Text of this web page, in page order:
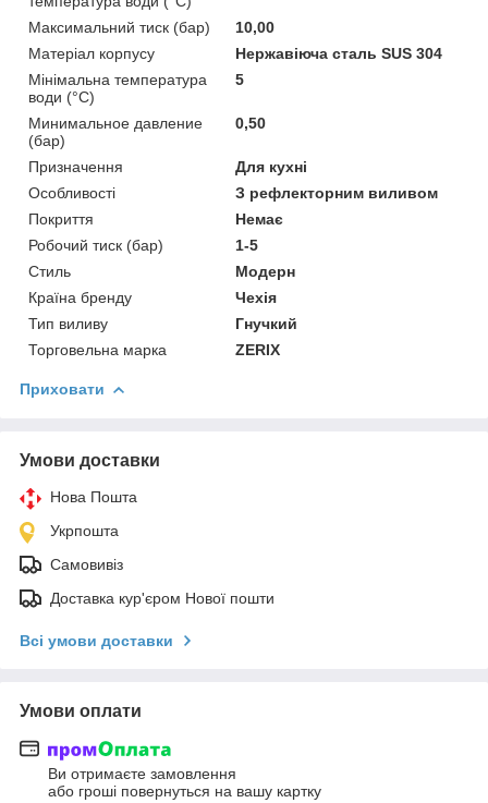
Максимальний тиск (бар)
10,00
Матеріал корпусу
Нержавіюча сталь SUS 304
Мінімальна температура
води (°C)
5
Минимальное давление
(бар)
0,50
Призначення
Для кухні
Особливості
З рефлекторним виливом
Покриття
Немає
Робочий тиск (бар)
1-5
Стиль
Модерн
Країна бренду
Чехія
Тип виливу
Гнучкий
Торговельна марка
ZERIX
Приховати
Умови доставки
Нова Пошта
Укрпошта
Самовивіз
Доставка кур'єром Нової пошти
Всі умови доставки
Умови оплати
Ви отримаєте замовлення
або гроші повернуться на вашу картку